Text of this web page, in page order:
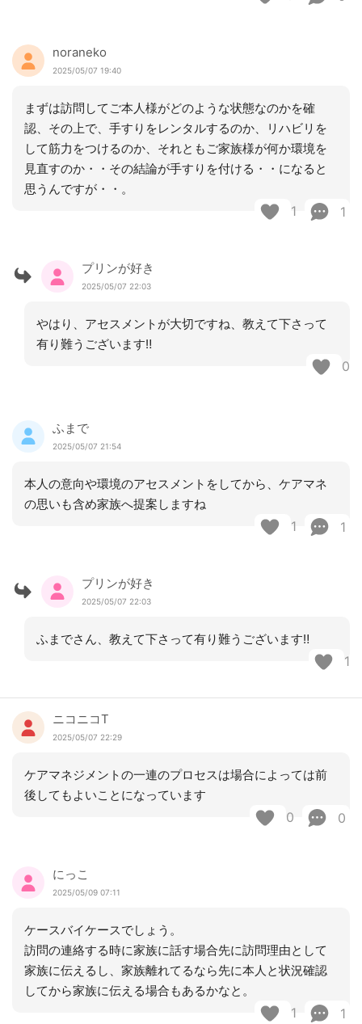
noraneko
2025/05/07 19:40
まずは訪問してご本人様がどのような状態なのかを確
認、その上で、手すりをレンタルするのか、リハビリを
して筋力をつけるのか、それともご家族様が何か環境を
見直すのか・・その結論が手すりを付ける・・になると
思うんですが・・。
1 1
プリンが好き
2025/05/07 22:03
やはり、アセスメントが大切ですね、教えて下さって
有り難うございます‼️
0
ふまで
2025/05/07 21:54
本人の意向や環境のアセスメントをしてから、ケアマネ
の思いも含め家族へ提案しますね
1 1
プリンが好き
2025/05/07 22:03
ふまでさん、教えて下さって有り難うございます‼️
1
ニコニコT
2025/05/07 22:29
ケアマネジメントの一連のプロセスは場合によっては前
後してもよいことになっています
0 0
にっこ
2025/05/09 07:11
ケースバイケースでしょう。
訪問の連絡する時に家族に話す場合先に訪問理由として
家族に伝えるし、家族離れてるなら先に本人と状況確認
してから家族に伝える場合もあるかなと。
1 1